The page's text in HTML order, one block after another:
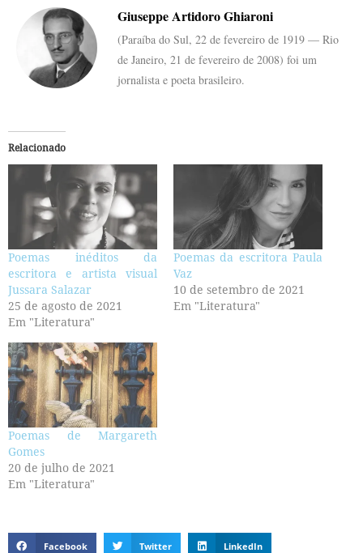
Giuseppe Artidoro Ghiaroni
(Paraíba do Sul, 22 de fevereiro de 1919 — Rio
de Janeiro, 21 de fevereiro de 2008) foi um
jornalista e poeta brasileiro.
Relacionado
Poemas inéditos da
escritora e artista visual
Jussara Salazar
25 de agosto de 2021
Em "Literatura"
Poemas da escritora Paula
Vaz
10 de setembro de 2021
Em "Literatura"
Poemas de Margareth
Gomes
20 de julho de 2021
Em "Literatura"
Facebook Twitter LinkedIn